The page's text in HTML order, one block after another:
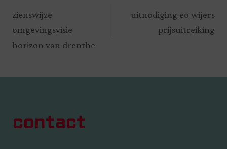
zienswijze
omgevingsvisie
horizon van drenthe
uitnodiging eo wijers
prijsuitreiking
contact